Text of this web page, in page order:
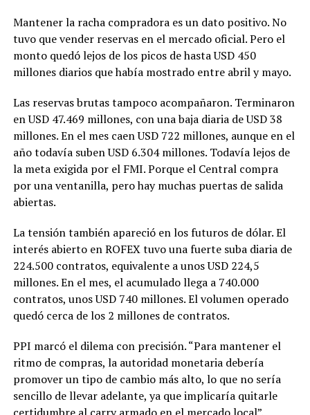
Mantener la racha compradora es un dato positivo. No
tuvo que vender reservas en el mercado oficial. Pero el
monto quedó lejos de los picos de hasta USD 450
millones diarios que había mostrado entre abril y mayo.
Las reservas brutas tampoco acompañaron. Terminaron
en USD 47.469 millones, con una baja diaria de USD 38
millones. En el mes caen USD 722 millones, aunque en el
año todavía suben USD 6.304 millones. Todavía lejos de
la meta exigida por el FMI. Porque el Central compra
por una ventanilla, pero hay muchas puertas de salida
abiertas.
La tensión también apareció en los futuros de dólar. El
interés abierto en ROFEX tuvo una fuerte suba diaria de
224.500 contratos, equivalente a unos USD 224,5
millones. En el mes, el acumulado llega a 740.000
contratos, unos USD 740 millones. El volumen operado
quedó cerca de los 2 millones de contratos.
PPI marcó el dilema con precisión. “Para mantener el
ritmo de compras, la autoridad monetaria debería
promover un tipo de cambio más alto, lo que no sería
sencillo de llevar adelante, ya que implicaría quitarle